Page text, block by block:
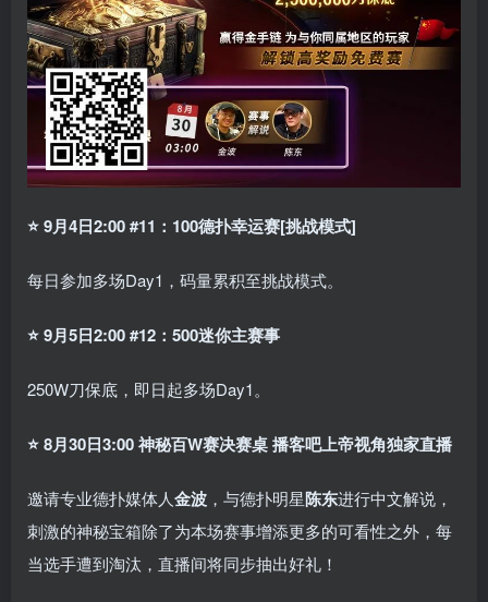
⭐9月4日2:00 #11：100德扑幸运赛[挑战模式]
每日参加多场Day1，码量累积至挑战模式。
⭐9月5日2:00 #12：500迷你主赛事
250W刀保底，即日起多场Day1。
⭐8月30日3:00 神秘百W赛决赛桌 播客吧上帝视角独家直播
邀请专业德扑媒体人金波 ，与德扑明星陈东进行中文解说，
刺激的神秘宝箱除了为本场赛事增添更多的可看性之外，每
当选手遭到淘汰，直播间将同步抽出好礼！